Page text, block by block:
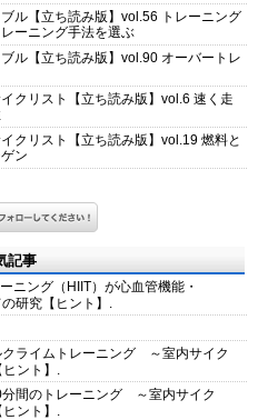
ル【立ち読み版】vol.56 トレーニング
ーニング手法を選ぶ
ル【立ち読み版】vol.90 オーバートレ
クリスト【立ち読み版】vol.6 速く走
クリスト【立ち読み版】vol.19 燃料と
ン
記事
ニング（HIIT）が心血管機能・
研究【ヒント】.
ライムトレーニング ～室内サイク
ント】.
間のトレーニング ～室内サイク
ント】.